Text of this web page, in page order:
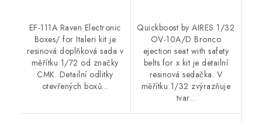
EF-111A Raven Electronic
Boxes/ for Italeri kit je
resinová doplňková sada v
měřítku 1/72 od značky
CMK. Detailní odlitky
otevřených boxů...
Quickboost by AIRES 1/32
OV-10A/D Bronco
ejection seat with safety
belts for x kit je detailní
resinová sedačka. V
měřítku 1/32 zvýrazňuje
tvar...